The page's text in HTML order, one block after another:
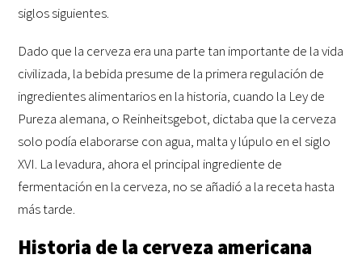
siglos siguientes.
Dado que la cerveza era una parte tan importante de la vida
civilizada, la bebida presume de la primera regulación de
ingredientes alimentarios en la historia, cuando la Ley de
Pureza alemana, o Reinheitsgebot, dictaba que la cerveza
solo podía elaborarse con agua, malta y lúpulo en el siglo
XVI. La levadura, ahora el principal ingrediente de
fermentación en la cerveza, no se añadió a la receta hasta
más tarde.
Historia de la cerveza americana